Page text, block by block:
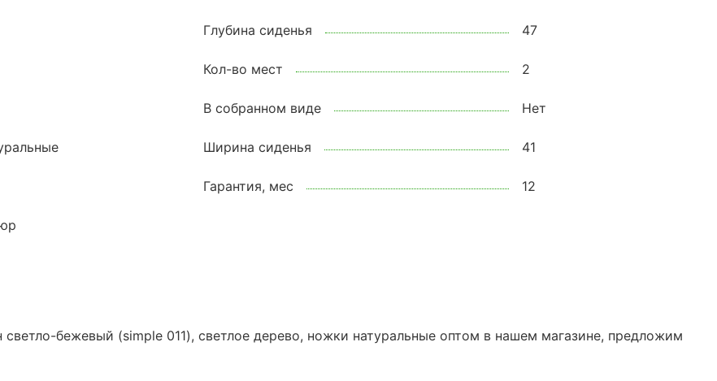
Глубина сиденья 47
Кол-во мест 2
В собранном виде Нет
Ширина сиденья 41
Гарантия, мес 12
бежевый (simple 011), светлое дерево, ножки натуральные оптом в нашем магазине, предложим